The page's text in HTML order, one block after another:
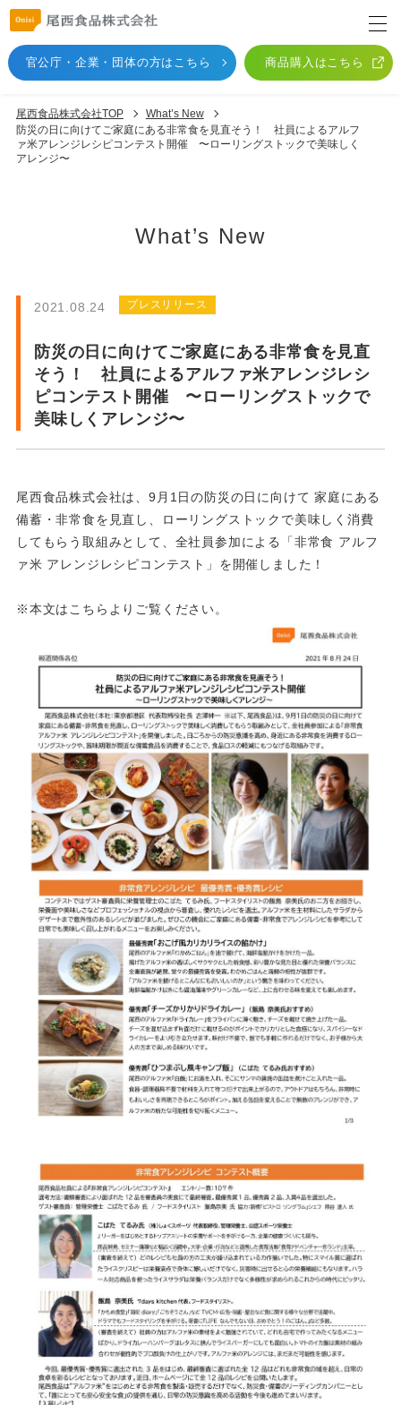
官公庁・企業・団体の方はこちら 商品購入はこちら
尾西食品株式会社TOP
What’s New
防災の日に向けてご家庭にある非常食を見直そう！ 社員によるアルフ
ァ米アレンジレシピコンテスト開催 〜ローリングストックで美味しく
アレンジ〜
What’s New
2021.08.24 プレスリリース
防災の日に向けてご家庭にある非常食を見直
そう！ 社員によるアルファ米アレンジレシ
ピコンテスト開催 〜ローリングストックで
美味しくアレンジ〜
尾西食品株式会社は、9月1日の防災の日に向けて 家庭にある
備蓄・非常食を見直し、ローリングストックで美味しく消費
してもらう取組みとして、全社員参加による「非常食 アルフ
ァ米 アレンジレシピコンテスト」を開催しました！
※本文はこちらよりご覧ください。